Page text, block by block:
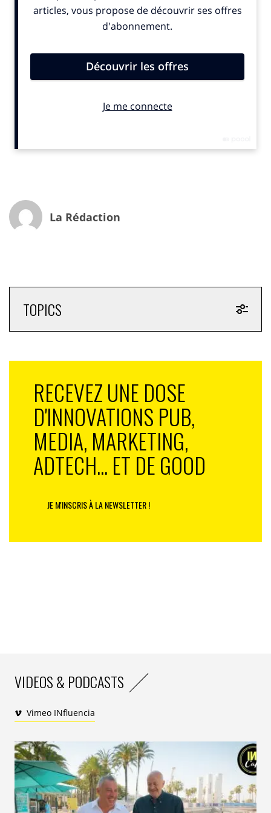
La Rédaction
TOPICS
RECEVEZ UNE DOSE
D'INNOVATIONS PUB,
MEDIA, MARKETING,
ADTECH... ET DE GOOD
JE M'INSCRIS À LA NEWSLETTER !
VIDEOS & PODCASTS
Vimeo INfluencia